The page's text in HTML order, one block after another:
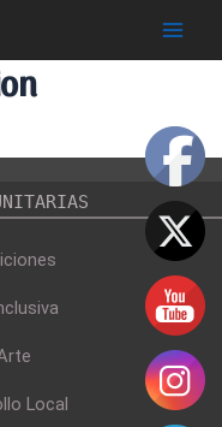
Main
Local